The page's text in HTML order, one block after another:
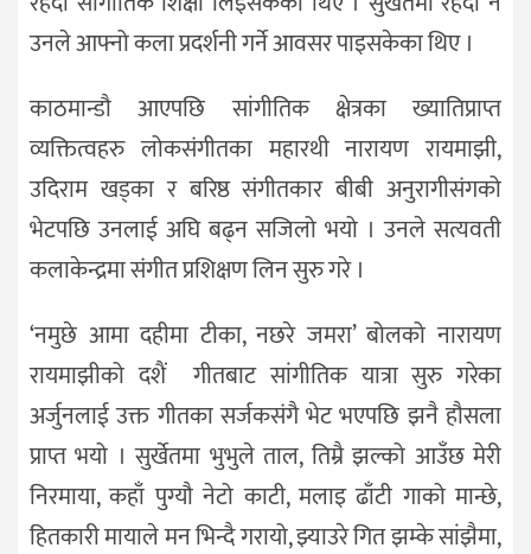
उनले आफ्नो कला प्रदर्शनी गर्ने आवसर पाइसकेका थिए ।
काठमान्डौ आएपछि सांगीतिक क्षेत्रका ख्यातिप्राप्त
व्यक्तित्वहरु लोकसंगीतका महारथी नारायण रायमाझी,
उदिराम खड्का र बरिष्ठ संगीतकार बीबी अनुरागीसंगको
भेटपछि उनलाई अघि बढ्न सजिलो भयो । उनले सत्यवती
कलाकेन्द्रमा संगीत प्रशिक्षण लिन सुरु गरे ।
‘नमुछे आमा दहीमा टीका, नछरे जमरा’ बोलको नारायण
रायमाझीको दशैं गीतबाट सांगीतिक यात्रा सुरु गरेका
अर्जुनलाई उक्त गीतका सर्जकसंगै भेट भएपछि झनै हौसला
प्राप्त भयो । सुर्खेतमा भुभुले ताल, तिम्रै झल्को आउँछ मेरी
निरमाया, कहाँ पुग्यौ नेटो काटी, मलाइ ढाँटी गाको मान्छे,
हितकारी मायाले मन भिन्दै गरायो, झ्याउरे गित झम्के सांझैमा,